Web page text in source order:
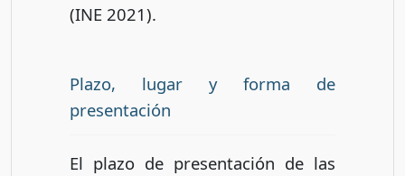
(INE 2021).
Plazo, lugar y forma de
presentación
El plazo de presentación de las